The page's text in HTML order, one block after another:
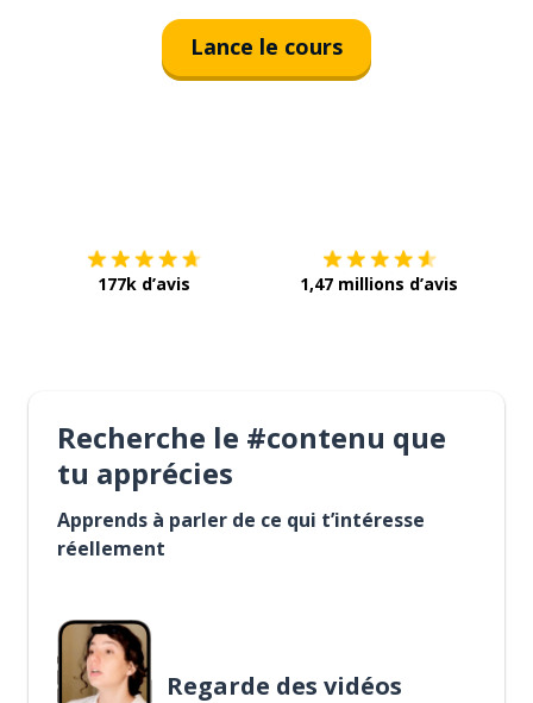
Lance le cours
177k d’avis 1,47 millions d’avis
Recherche le #contenu que
tu apprécies
Apprends à parler de ce qui t’intéresse
réellement
Regarde des vidéos